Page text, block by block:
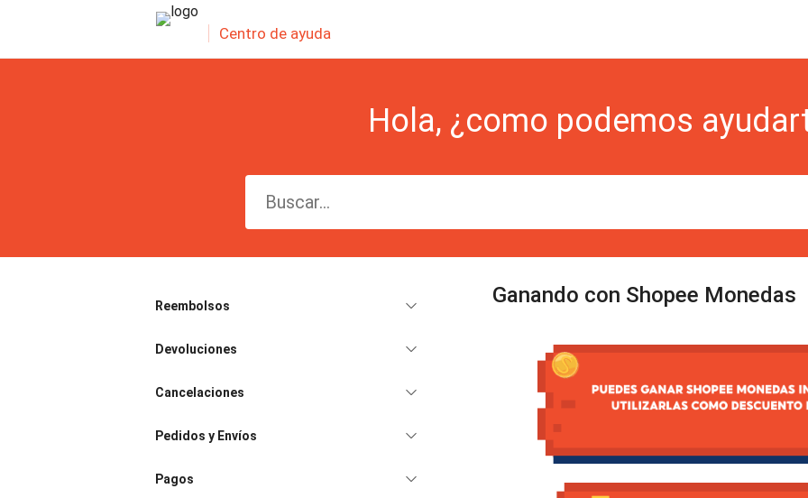
Centro de ayuda
Hola, ¿como podemos
Reembolsos
Devoluciones
Cancelaciones
Pedidos y Envíos
Pagos
Ganando con Shopee Monedas